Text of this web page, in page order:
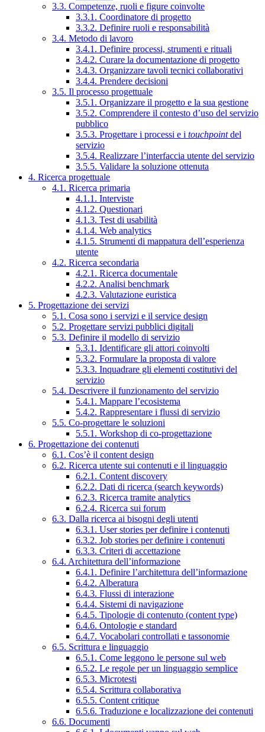
3.3. Competenze, ruoli e figure coinvolte
3.3.1. Coordinatore di progetto
3.3.2. Definire ruoli e responsabilità
3.4. Metodo di lavoro
3.4.1. Definire processi, strumenti e rituali
3.4.2. Curare la documentazione di progetto
3.4.3. Organizzare tavoli tecnici collaborativi
3.4.4. Prendere decisioni
3.5. Il processo progettuale
3.5.1. Organizzare il progetto e la sua gestione
3.5.2. Comprendere il contesto d’uso del servizio
pubblico
3.5.3. Progettare i processi e i touchpointdel
servizio
3.5.4. Realizzare l’interfaccia utente del servizio
3.5.5. Validare la soluzione ottenuta
4. Ricerca progettuale
4.1. Ricerca primaria
4.1.1. Interviste
4.1.2. Questionari
4.1.3. Test di usabilità
4.1.4. Web analytics
4.1.5. Strumenti di mappatura dell’esperienza
utente
4.2. Ricerca secondaria
4.2.1. Ricerca documentale
4.2.2. Analisi benchmark
4.2.3. Valutazione euristica
5. Progettazione dei servizi
5.1. Cosa sono i servizi e il service design
5.2. Progettare servizi pubblici digitali
5.3. Definire il modello di servizio
5.3.1. Identificare gli attori coinvolti
5.3.2. Formulare la proposta di valore
5.3.3. Inquadrare gli elementi costitutivi del
servizio
5.4. Descrivere il funzionamento del servizio
5.4.1. Mappare l’ecosistema
5.4.2. Rappresentare i flussi di servizio
5.5. Co-progettare le soluzioni
5.5.1. Workshop di co-progettazione
6. Progettazione dei contenuti
6.1. Cos’è il content design
6.2. Ricerca utente sui contenuti e il linguaggio
6.2.1. Content discovery
6.2.2. Dati di ricerca (search keywords)
6.2.3. Ricerca tramite analytics
6.2.4. Ricerca sui forum
6.3. Dalla ricerca ai bisogni degli utenti
6.3.1. User stories per definire i contenuti
6.3.2. Job stories per definire i contenuti
6.3.3. Criteri di accettazione
6.4. Architettura dell’informazione
6.4.1. Definire l’architettura dell’informazione
6.4.2. Alberatura
6.4.3. Flussi di interazione
6.4.4. Sistemi di navigazione
6.4.5. Tipologie di contenuto (content type)
6.4.6. Ontologie e standard
6.4.7. Vocabolari controllati e tassonomie
6.5. Scrittura e linguaggio
6.5.1. Come leggono le persone sul web
6.5.2. Le regole per un linguaggio semplice
6.5.3. Microtesti
6.5.4. Scrittura collaborativa
6.5.5. Content critique
6.5.6. Traduzione e localizzazione dei contenuti
6.6. Documenti